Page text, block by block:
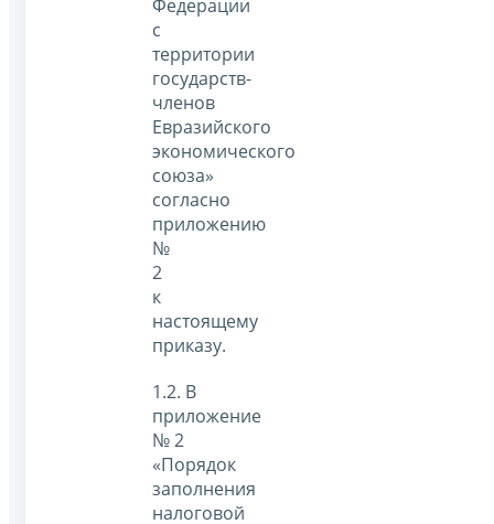
Федерации
с
территории
государств-
членов
Евразийского
экономического
союза»
согласно
приложению
№
2
к
настоящему
приказу.
1.2. В
приложение
№ 2
«Порядок
заполнения
налоговой